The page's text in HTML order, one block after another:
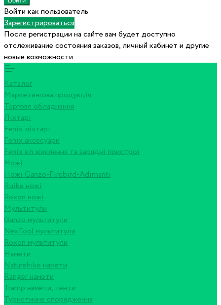
Войти как пользователь
Зарегистрироваться
После регистрации на сайте вам будет доступно
отслеживание состояния заказов, личный кабинет и другие
новые возможности
Каталог
Маркетингова продукція
Торгове обладнання
Ліхтарі
Fenix ліхтарі
Fenix аксесуари
Fenix ел живлення та зарядні пристрої
Ножі
Ножі Ganzo-Firebird-Adimanti
Ruike ножі
Roxon ножi
Мультитули
Ganzo мультитули
NexTool мультитули
Roxon мультитули
Намети
Naturehike намети
Ranger намети
Tramp намети, тенти
Туристичне спорядження